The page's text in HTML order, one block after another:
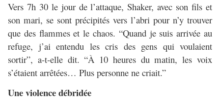
Vers 7h 30 le jour de l’attaque, Shaker, avec son fils et
son mari, se sont précipités vers l’abri pour n’y trouver
que des flammes et le chaos. “Quand je suis arrivée au
refuge, j’ai entendu les cris des gens qui voulaient
sortir”, a-t-elle dit. “À 10 heures du matin, les voix
s’étaient arrêtées… Plus personne ne criait.”
Une violence débridée